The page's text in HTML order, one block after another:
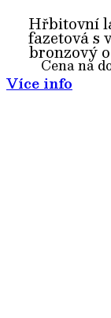
Hřbitovní
fazetová s
bronzový
Cena na
Více info